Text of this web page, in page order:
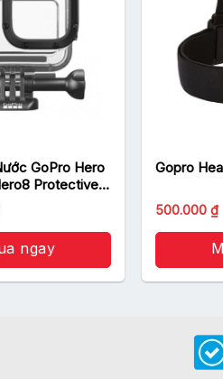
GoPro Hero
Protective
ngay
Gopro
500.000₫